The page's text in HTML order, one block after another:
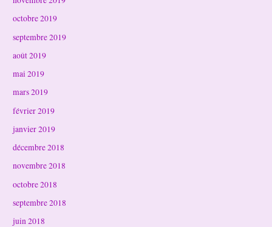
octobre 2019
septembre 2019
août 2019
mai 2019
mars 2019
février 2019
janvier 2019
décembre 2018
novembre 2018
octobre 2018
septembre 2018
juin 2018